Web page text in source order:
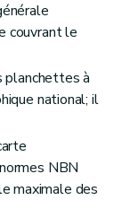
couvrant le
planchettes à
national; il
NBN
maximale des